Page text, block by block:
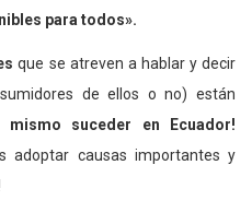
para todos».
que se atreven a hablar y decir
de ellos o no) están
mismo suceder en Ecuador!
adoptar causas importantes y